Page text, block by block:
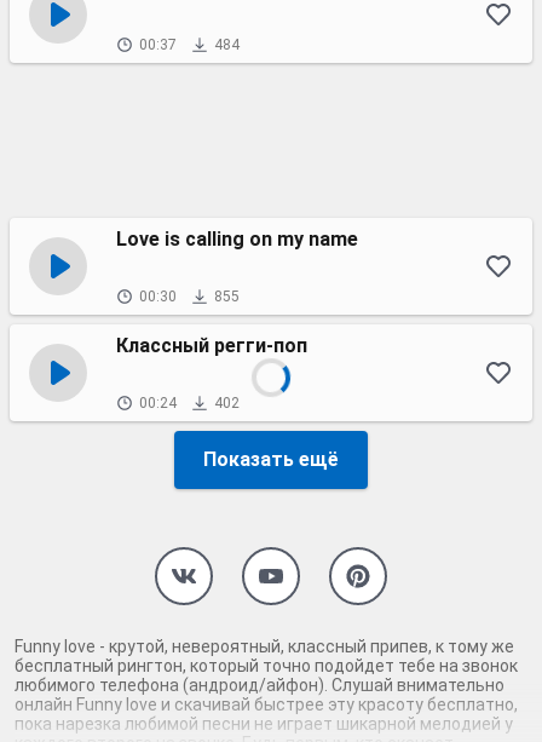
00:37 484
Love is calling on my name
00:30 855
Классный регги-поп
00:24 402
Показать ещё
Funny love - крутой, невероятный, классный припев, к тому же
бесплатный рингтон, который точно подойдет тебе на звонок
любимого телефона (андроид/айфон). Слушай внимательно
онлайн Funny love и скачивай быстрее эту красоту бесплатно,
пока нарезка любимой песни не играет шикарной мелодией у